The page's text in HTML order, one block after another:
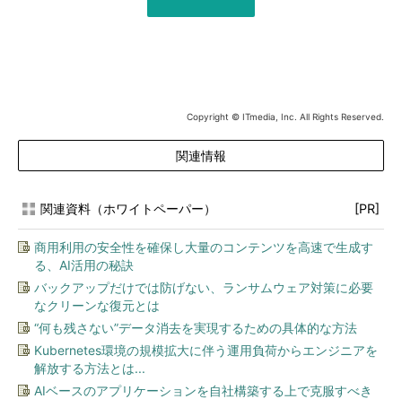
Copyright © ITmedia, Inc. All Rights Reserved.
関連情報
関連資料（ホワイトペーパー） [PR]
商用利用の安全性を確保し大量のコンテンツを高速で生成す
る、AI活用の秘訣
バックアップだけでは防げない、ランサムウェア対策に必要
なクリーンな復元とは
“何も残さない”データ消去を実現するための具体的な方法
Kubernetes環境の規模拡大に伴う運用負荷からエンジニアを
解放する方法とは...
AIベースのアプリケーションを自社構築する上で克服すべき